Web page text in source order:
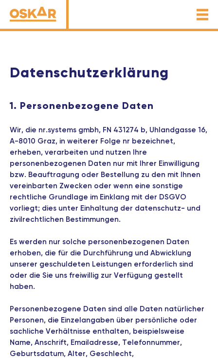
Datenschutz­erklärung
1. Personenbezogene Daten
Wir, die nr.systems gmbh, FN 431274 b, Uhlandgasse 16,
A-8010 Graz, in weiterer Folge nr bezeichnet,
erheben, verarbeiten und nutzen Ihre
personenbezogenen Daten nur mit Ihrer Einwilligung
bzw. Beauftragung oder Bestellung zu den mit Ihnen
vereinbarten Zwecken oder wenn eine sonstige
rechtliche Grundlage im Einklang mit der DSGVO
vorliegt; dies unter Einhaltung der datenschutz- und
zivilrechtlichen Bestimmungen.
Es werden nur solche personenbezogenen Daten
erhoben, die für die Durchführung und Abwicklung
unserer geschuldeten Leistungen erforderlich sind
oder die Sie uns freiwillig zur Verfügung gestellt
haben.
Personenbezogene Daten sind alle Daten natürlicher
Personen, die Einzelangaben über persönliche oder
sachliche Verhältnisse enthalten, beispielsweise
Name, Anschrift, Emailadresse, Telefonnummer,
Geburtsdatum, Alter, Geschlecht,